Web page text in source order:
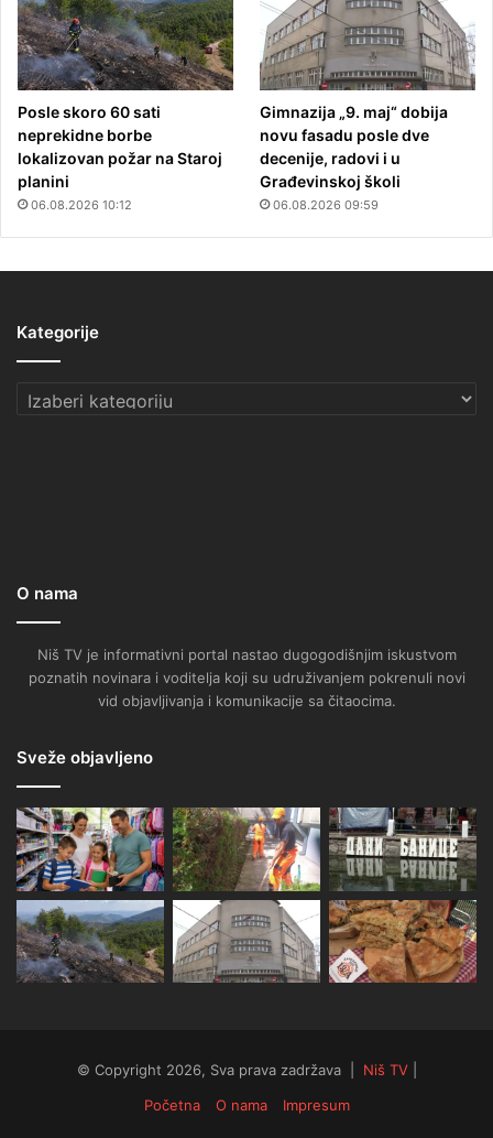
Posle skoro 60 sati
neprekidne borbe
lokalizovan požar na Staroj
planini
06.08.2026 10:12
Gimnazija „9. maj“ dobija
novu fasadu posle dve
decenije, radovi i u
Građevinskoj školi
06.08.2026 09:59
Kategorije
Kategorije
O nama
Niš TV je informativni portal nastao dugogodišnjim iskustvom
poznatih novinara i voditelja koji su udruživanjem pokrenuli novi
vid objavljivanja i komunikacije sa čitaocima.
Sveže objavljeno
© Copyright 2026, Sva prava zadržava | Niš TV|
Početna
O nama Impresum